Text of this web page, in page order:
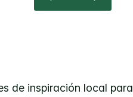
de inspiración local para